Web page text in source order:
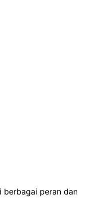
berbagai peran dan